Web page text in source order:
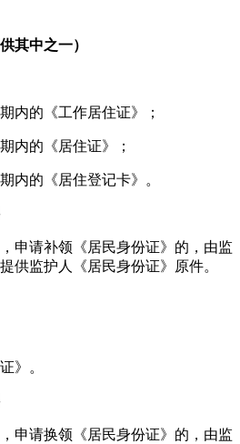
其中之一）
的《工作居住证》；
的《居住证》；
的《居住登记卡》。
请补领《居民身份证》的，由监
供监护人《居民身份证》原件。
》。
请换领《居民身份证》的，由监